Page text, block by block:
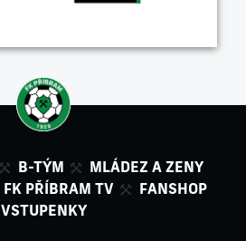
B-TÝM
MLÁDEZ A ZENY
FK PŘÍBRAM TV
FANSHOP
VSTUPENKY